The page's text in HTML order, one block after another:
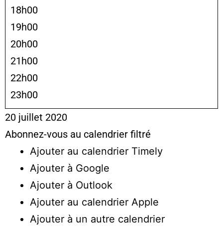
18h00
19h00
20h00
21h00
22h00
23h00
20 juillet 2020
Abonnez-vous au calendrier filtré
Ajouter au calendrier Timely
Ajouter à Google
Ajouter à Outlook
Ajouter au calendrier Apple
Ajouter à un autre calendrier